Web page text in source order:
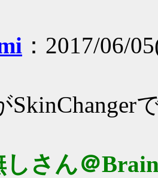
：2017/06/
SkinChanger
しさん＠